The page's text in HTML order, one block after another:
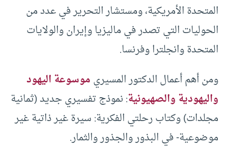
المتحدة الأمريكية، ومستشار التحرير في عدد من
الحوليات التي تصدر في ماليزيا وإيران والولايات
المتحدة وانجلترا وفرنسا.
ومن أهم أعمال الدكتور المسيريموسوعة اليهود
واليهودية والصهيونية: نموذج تفسيري جديد (ثمانية
مجلدات) وكتاب رحلتي الفكرية: سيرة غير ذاتية غير
موضوعية- في البذور والجذور والثمار.